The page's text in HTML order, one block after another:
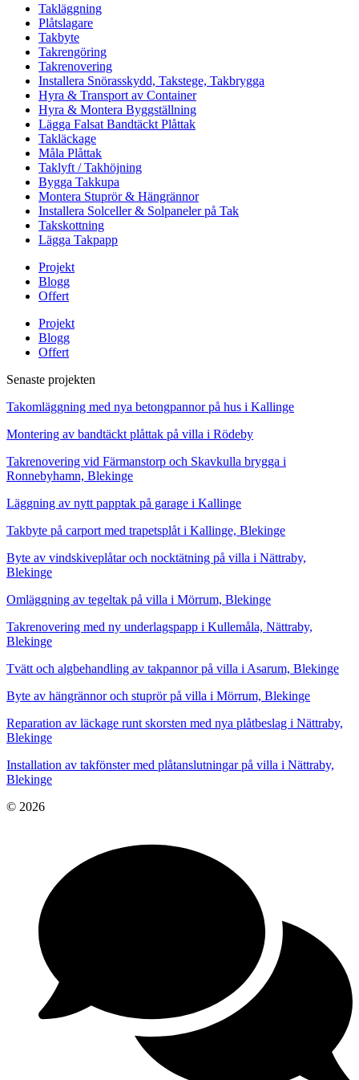
Takläggning
Plåtslagare
Takbyte
Takrengöring
Takrenovering
Installera Snörasskydd, Takstege, Takbrygga
Hyra & Transport av Container
Hyra & Montera Byggställning
Lägga Falsat Bandtäckt Plåttak
Takläckage
Måla Plåttak
Taklyft / Takhöjning
Bygga Takkupa
Montera Stuprör & Hängrännor
Installera Solceller & Solpaneler på Tak
Takskottning
Lägga Takpapp
Projekt
Blogg
Offert
Projekt
Blogg
Offert
Senaste projekten
Takomläggning med nya betongpannor på hus i Kallinge
Montering av bandtäckt plåttak på villa i Rödeby
Takrenovering vid Färmanstorp och Skavkulla brygga i
Ronnebyhamn, Blekinge
Läggning av nytt papptak på garage i Kallinge
Takbyte på carport med trapetsplåt i Kallinge, Blekinge
Byte av vindskiveplåtar och nocktätning på villa i Nättraby,
Blekinge
Omläggning av tegeltak på villa i Mörrum, Blekinge
Takrenovering med ny underlagspapp i Kullemåla, Nättraby,
Blekinge
Tvätt och algbehandling av takpannor på villa i Asarum, Blekinge
Byte av hängrännor och stuprör på villa i Mörrum, Blekinge
Reparation av läckage runt skorsten med nya plåtbeslag i Nättraby,
Blekinge
Installation av takfönster med plåtanslutningar på villa i Nättraby,
Blekinge
© 2026